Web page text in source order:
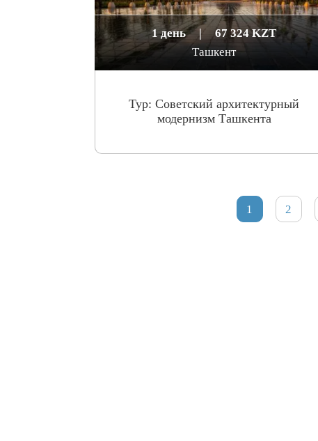
1 день |
67 324 KZT
Ташкент
Тур: Cоветский архитектурный
модернизм Ташкента
1 2